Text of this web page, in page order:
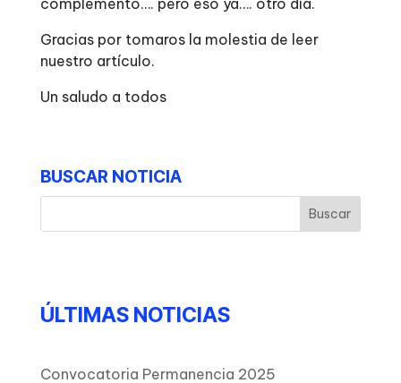
complemento…. pero eso ya…. otro día.
Gracias por tomaros la molestia de leer
nuestro artículo.
Un saludo a todos
BUSCAR NOTICIA
ÚLTIMAS NOTICIAS
Convocatoria Permanencia 2025